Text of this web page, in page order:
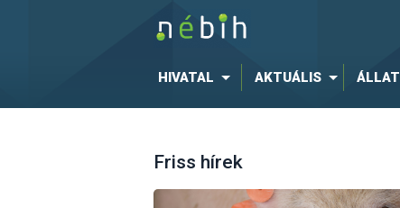
HIVATAL AKTUÁLIS ÁLLAT
Friss hírek